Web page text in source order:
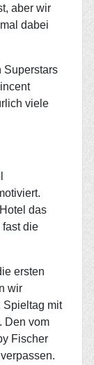
aber wir
dabei
Superstars
viele
das
die
ersten
wir
Spieltag mit
Den vom
Fischer